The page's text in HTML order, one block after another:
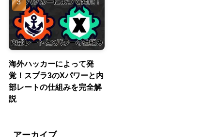
海外ハッカーによって発
覚！スプラ3のXパワーと内
部レートの仕組みを完全解
説